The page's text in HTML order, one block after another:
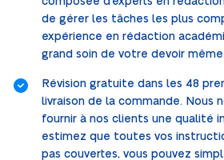
de gérer les tâches les plus
expérience en rédaction
grand soin de votre devoir
Révision gratuite dans les 48
livraison de la commande. Nous
fournir à nos clients une qualité
estimez que toutes vos
pas couvertes, vous pouvez